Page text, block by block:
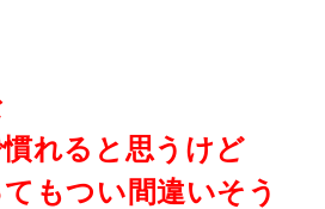
れると思うけど
もつい間違いそう